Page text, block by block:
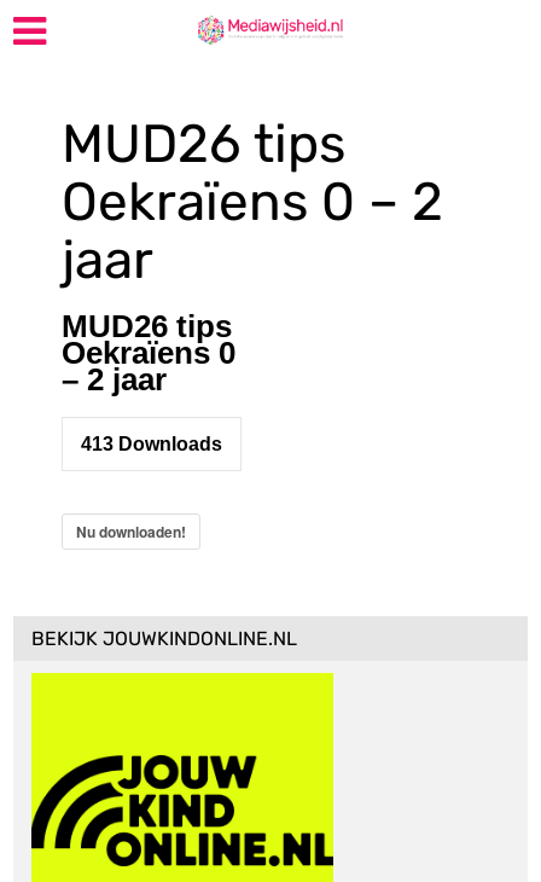
MUD26 tips
Oekraïens 0 – 2
jaar
MUD26 tips
Oekraïens 0
– 2 jaar
413 Downloads
Nu downloaden!
BEKIJK JOUWKINDONLINE.NL